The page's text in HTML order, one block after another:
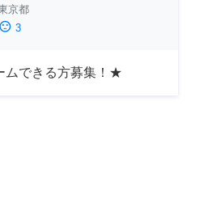
京都
sentiment_dissatisfied 3
ムできる方募集！★